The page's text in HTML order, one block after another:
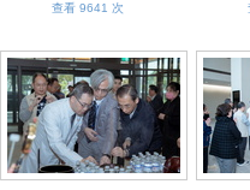
查看 9641 次